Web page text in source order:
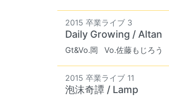
2015 卒業ライブ 3
Daily Growing / Altan
Gt&Vo.岡 Vo.佐藤もじろう
2015 卒業ライブ 11
泡沫奇譚 / Lamp